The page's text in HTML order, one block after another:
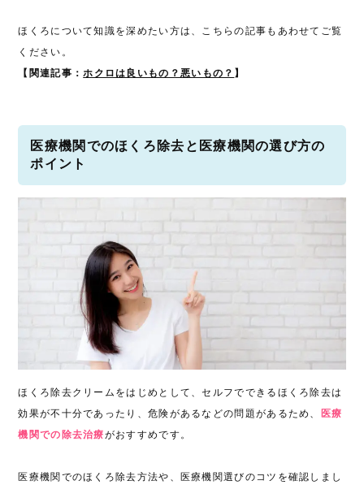
ほくろについて知識を深めたい方は、こちらの記事もあわせてご覧
ください。
【関連記事：ホクロは良いもの？悪いもの？ 】
医療機関でのほくろ除去と医療機関の選び方の
ポイント
ほくろ除去クリームをはじめとして、セルフでできるほくろ除去は
効果が不十分であったり、危険があるなどの問題があるため、
医療
機関での除去治療がおすすめです。
医療機関でのほくろ除去方法や、医療機関選びのコツを確認しまし